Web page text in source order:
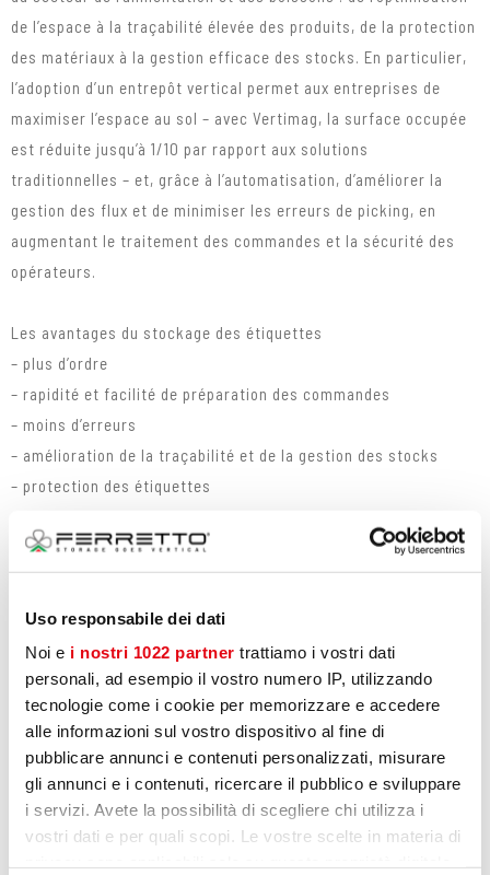
Uso responsabile dei dati
Noi e i nostri 1022 partner trattiamo i vostri dati
personali, ad esempio il vostro numero IP, utilizzando
tecnologie come i cookie per memorizzare e accedere
alle informazioni sul vostro dispositivo al fine di
pubblicare annunci e contenuti personalizzati, misurare
gli annunci e i contenuti, ricercare il pubblico e sviluppare
i servizi. Avete la possibilità di scegliere chi utilizza i
vostri dati e per quali scopi. Le vostre scelte in materia di
de l’espace à la traçabilité élevée des produits, de la protection
des matériaux à la gestion efficace des stocks. En particulier,
l’adoption d’un entrepôt vertical permet aux entreprises de
maximiser l’espace au sol – avec Vertimag, la surface occupée
est réduite jusqu’à 1/10 par rapport aux solutions
traditionnelles – et, grâce à l’automatisation, d’améliorer la
gestion des flux et de minimiser les erreurs de picking, en
augmentant le traitement des commandes et la sécurité des
opérateurs.
Les avantages du stockage des étiquettes
– plus d’ordre
– rapidité et facilité de préparation des commandes
– moins d’erreurs
– amélioration de la traçabilité et de la gestion des stocks
– protection des étiquettes